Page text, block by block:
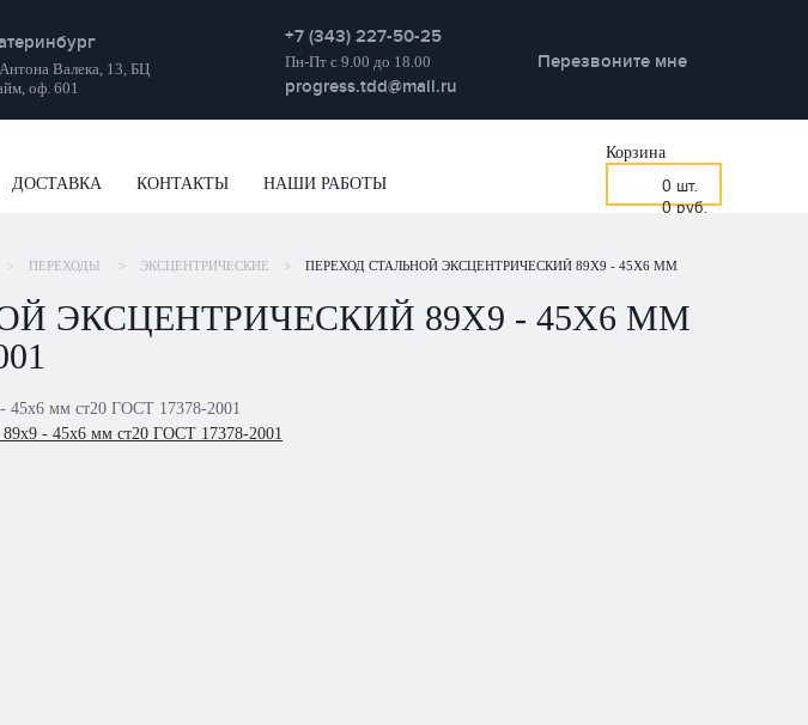
Валека, 13, БЦ
оф. 601
+7 (343) 227-50-25
Пн-Пт с 9.00 до 18.00
progress.tdd@mail.ru
Перезвоните мне
ДОСТАВКА КОНТАКТЫ НАШИ РАБОТЫ
Корзина
0 шт.
0 руб.
> ПЕРЕХОДЫ > ЭКСЦЕНТРИЧЕСКИЕ >
ПЕРЕХОД СТАЛЬНОЙ ЭКСЦЕНТРИЧЕСКИЙ 89Х9 - 45Х6 ММ
ЭКСЦЕНТРИЧЕСКИЙ 89Х9 - 45Х6 ММ